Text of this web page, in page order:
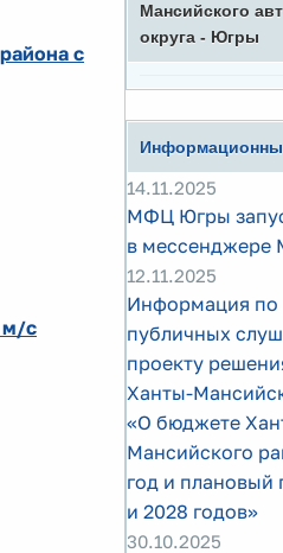
с
м/с
Мансийского
округа - Югры
14.11.2025
МФЦ Югры
в мессенджере
12.11.2025
Информация по
публичных
проекту
Ханты-
«О бюджете
Мансийского
год и плановый
и 2028 годов»
30.10.2025